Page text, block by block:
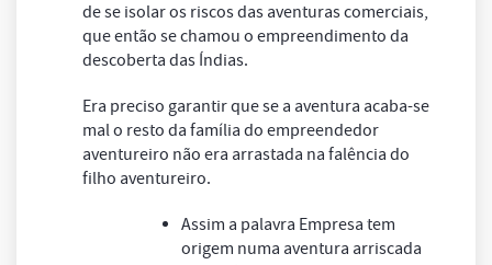
de se isolar os riscos das aventuras comerciais,
que então se chamou o empreendimento da
descoberta das Índias.
Era preciso garantir que se a aventura acaba-se
mal o resto da família do empreendedor
aventureiro não era arrastada na falência do
filho aventureiro.
Assim a palavra Empresa tem
origem numa aventura arriscada